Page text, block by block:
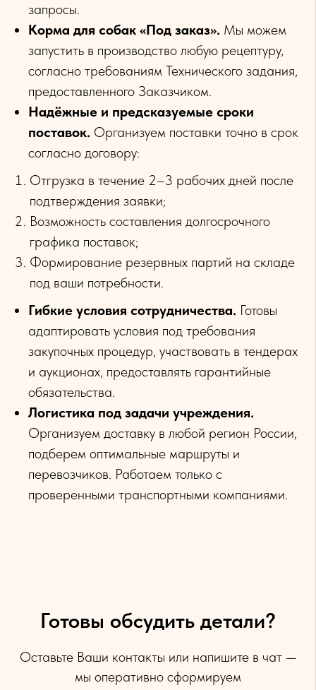
запросы.
Корма для собак «Под заказ». Мы можем
запустить в производство любую рецептуру,
согласно требованиям Технического задания,
предоставленного Заказчиком.
Надёжные и предсказуемые сроки
поставок. Организуем поставки точно в срок
согласно договору:
Отгрузка в течение 2–3 рабочих дней после
подтверждения заявки;
Возможность составления долгосрочного
графика поставок;
Формирование резервных партий на складе
под ваши потребности.
Гибкие условия сотрудничества. Готовы
адаптировать условия под требования
закупочных процедур, участвовать в тендерах
и аукционах, предоставлять гарантийные
обязательства.
Логистика под задачи учреждения.
Организуем доставку в любой регион России,
подберем оптимальные маршруты и
перевозчиков. Работаем только с
проверенными транспортными компаниями.
Готовы обсудить детали?
Оставьте Ваши контакты или напишите в чат —
мы оперативно сформируем